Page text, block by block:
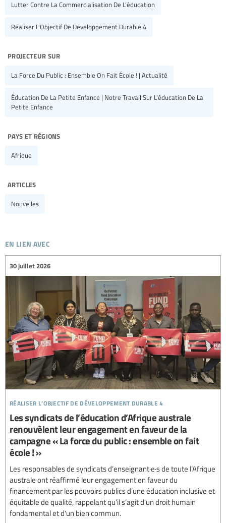
Lutter Contre La Commercialisation De L’éducation
Réaliser L’Objectif De Développement Durable 4
projecteur sur
La Force Du Public : Ensemble On Fait École ! | Actualité
Éducation De La Petite Enfance | Notre Travail Sur L’éducation De La
Petite Enfance
pays et régions
Afrique
articles
Nouvelles
en lien avec
réaliser l’objectif de développement durable 4
30 juillet 2026
Les syndicats de l’éducation d’Afrique australe
renouvèlent leur engagement en faveur de la
campagne « La force du public : ensemble on fait
école ! »
Les responsables de syndicats d’enseignant·e·s de toute l’Afrique
australe ont réaffirmé leur engagement en faveur du
financement par les pouvoirs publics d’une éducation inclusive et
équitable de qualité, rappelant qu’il s’agit d'un droit humain
fondamental et d'un bien commun.